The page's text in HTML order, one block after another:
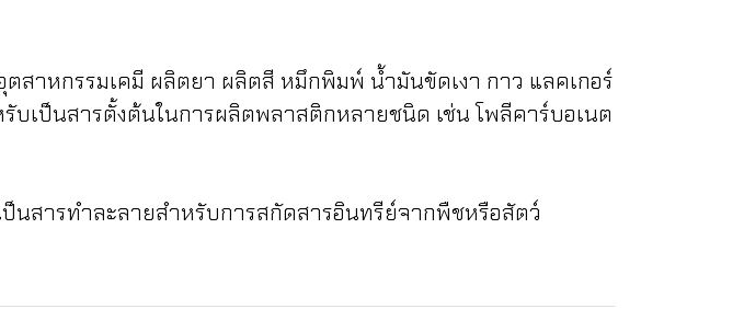
สาหกรรมเคมี ผลิตยา ผลิตสี หมึกพิมพ์ น้ำมันขัดเงา กาว แลคเกอร์
บเป็นสารตั้งต้นในการผลิตพลาสติกหลายชนิด เช่น โพลีคาร์บอเนต
ป็นสารทำละลายสำหรับการสกัดสารอินทรีย์จากพืชหรือสัตว์